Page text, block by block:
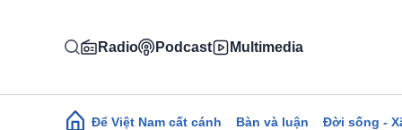
Radio Podcast Multimedia
Main navigation
Để Việt Nam cất cánh Bàn và luận Đời sống -